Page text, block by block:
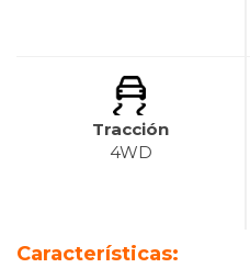
Tracción
4WD
Características: